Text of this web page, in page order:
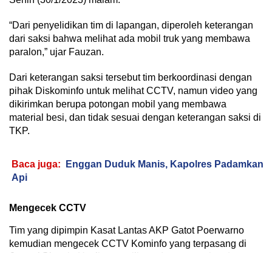
“Dari penyelidikan tim di lapangan, diperoleh keterangan
dari saksi bahwa melihat ada mobil truk yang membawa
paralon,” ujar Fauzan.
Dari keterangan saksi tersebut tim berkoordinasi dengan
pihak Diskominfo untuk melihat CCTV, namun video yang
dikirimkan berupa potongan mobil yang membawa
material besi, dan tidak sesuai dengan keterangan saksi di
TKP.
Baca juga:
Enggan Duduk Manis, Kapolres Padamkan
Api
Mengecek CCTV
Tim yang dipimpin Kasat Lantas AKP Gatot Poerwarno
kemudian mengecek CCTV Kominfo yang terpasang di